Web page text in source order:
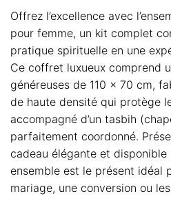
Offrez l’excellence avec
pour femme, un kit complet
pratique spirituelle en une
Ce coffret luxueux comprend
généreuses de 110 x 70 cm,
de haute densité qui protège
accompagné d’un tasbih
parfaitement coordonné.
cadeau élégante et
ensemble est le présent idéal
mariage, une conversion ou